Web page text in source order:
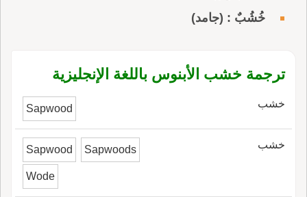
خُشُبٌ : (جامد)
ترجمة خشب الأبنوس باللغة الإنجليزية
خشب Sapwood
خشب Sapwood Sapwoods
Wode